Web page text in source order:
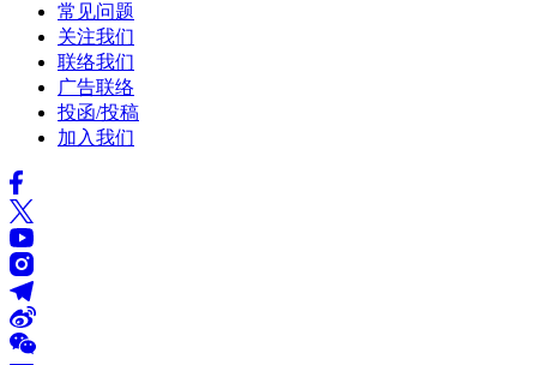
常见问题
关注我们
联络我们
广告联络
投函/投稿
加入我们